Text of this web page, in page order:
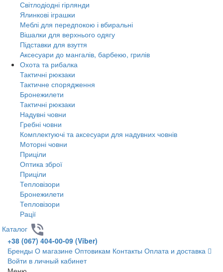
Світлодіодні гірлянди
Ялинкові іграшки
Меблі для передпокою і вбиральні
Вішалки для верхнього одягу
Підставки для взуття
Аксесуари до мангалів, барбекю, грилів
Охота та рибалка
Тактичні рюкзаки
Тактичне спорядження
Бронежилети
Тактичні рюкзаки
Надувні човни
Гребні човни
Комплектуючі та аксесуари для надувних човнів
Моторні човни
Приціли
Оптика зброї
Приціли
Тепловізори
Бронежилети
Тепловізори
Рації
Каталог
+38 (067) 404-00-09 (Viber)
Бренды О магазине Оптовикам Контакты Оплата и доставка
Войти в личный кабинет